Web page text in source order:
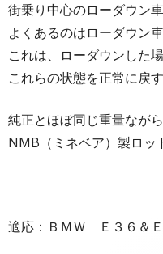
街乗り中心のローダウン
よくあるのはローダウン
これは、ローダウンした
これらの状態を正常に戻
純正とほぼ同じ重量なが
NMB（ミネベア）製ロッ
適応：ＢＭＷ Ｅ３６＆